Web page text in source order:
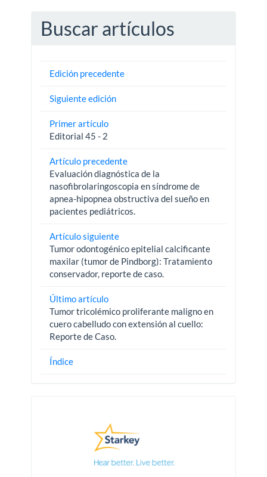
Buscar artículos
Edición precedente
Siguiente edición
Primer artículo
Editorial 45 - 2
Artículo precedente
Evaluación diagnóstica de la
nasofibrolaringoscopia en síndrome de
apnea-hipopnea obstructiva del sueño en
pacientes pediátricos.
Artículo siguiente
Tumor odontogénico epitelial calcificante
maxilar (tumor de Pindborg): Tratamiento
conservador, reporte de caso.
Último artículo
Tumor tricolémico proliferante maligno en
cuero cabelludo con extensión al cuello:
Reporte de Caso.
Índice